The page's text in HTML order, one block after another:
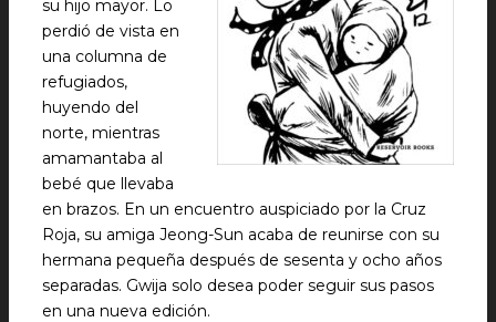
su hijo mayor. Lo
perdió de vista en
una columna de
refugiados,
huyendo del
norte, mientras
amamantaba al
bebé que llevaba
en brazos. En un encuentro auspiciado por la Cruz
Roja, su amiga Jeong-Sun acaba de reunirse con su
hermana pequeña después de sesenta y ocho años
separadas. Gwija solo desea poder seguir sus pasos
en una nueva edición.